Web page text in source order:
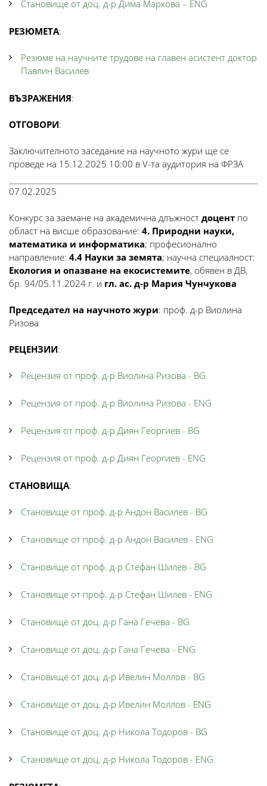
Становище от доц. д-р Дима Маркова – ENG
РЕЗЮМЕТА:
Резюме на научните трудове на главен асистент доктор
Павлин Василев
ВЪЗРАЖЕНИЯ:
ОТГОВОРИ:
Заключителното заседание на научното жури ще се
проведе на 15.12.2025 10:00 в V-та аудитория на ФРЗА
07.02.2025
Конкурс за заемане на академична длъжност доцент по
област на висше образование: 4. Природни науки,
математика и информатика; професионално
направление: 4.4 Науки за земята; научна специалност:
Екология и опазване на екосистемите, обявен в ДВ,
бр. 94/05.11.2024 г. и гл. ас. д-р Мария Чунчукова
Председател на научното жури: проф. д-р Виолина
Ризова
РЕЦЕНЗИИ:
Рецензия от проф. д-р Виолина Ризова - BG
Рецензия от проф. д-р Виолина Ризова - ENG
Рецензия от проф. д-р Диян Георгиев - BG
Рецензия от проф. д-р Диян Георгиев - ENG
СТАНОВИЩА:
Становище от проф. д-р Андон Василев - BG
Становище от проф. д-р Андон Василев - ENG
Становище от проф. д-р Стефан Шилев - BG
Становище от проф. д-р Стефан Шилев - ENG
Становище от доц. д-р Гана Гечева - BG
Становище от доц. д-р Гана Гечева - ENG
Становище от доц. д-р Ивелин Моллов - BG
Становище от доц. д-р Ивелин Моллов - ENG
Становище от доц. д-р Никола Тодоров - BG
Становище от доц. д-р Никола Тодоров - ENG